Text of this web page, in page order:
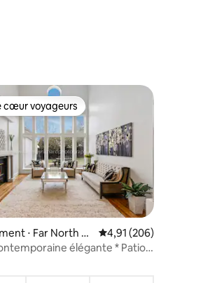
sur la base de 7 commentaires : 5 sur 5
sur la base de 44 commentaires : 5 sur 5
cœur voyageurs
cœur voyageurs
⋅ Far North D
Évaluation moyenne
4,91 (206)
élégante * Patio *